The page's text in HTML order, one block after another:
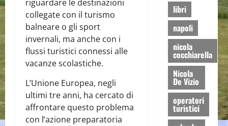
riguardare le destinazioni
collegate con il turismo
balneare o gli sport
invernali, ma anche con i
flussi turistici connessi alle
vacanze scolastiche.
L’Unione Europea, negli
ultimi tre anni, ha cercato di
affrontare questo problema
con l’azione preparatoria
libri
napoli
nicola
cocchiarella
Nicola
De Vizio
operatori
turistici